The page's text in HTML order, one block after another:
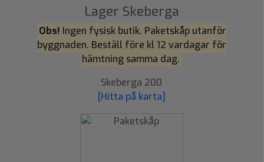
Lager Skeberga
Obs! Ingen fysisk butik. Paketskåp utanför
byggnaden. Beställ före kl 12 vardagar för
hämtning samma dag.
Skeberga 200
[Hitta på karta]